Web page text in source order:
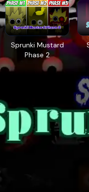
Sprunki Mustard
Phase 2